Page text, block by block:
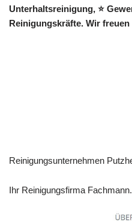
Unterhaltsreinigung, ⭐
Reinigungskräfte. Wir
Reinigungsunternehmen
Ihr Reinigungsfirma Fachmann.